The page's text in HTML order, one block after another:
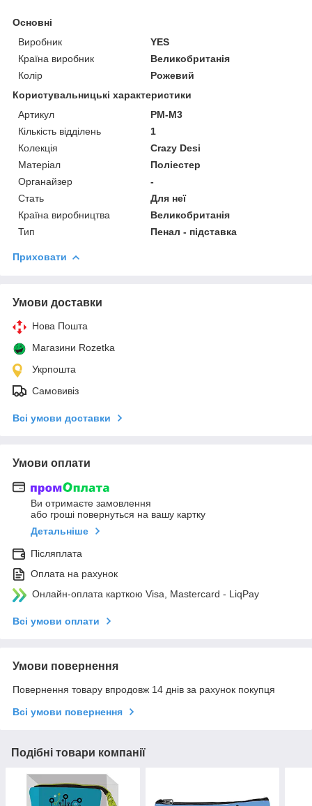
Основні
Виробник
YES
Країна виробник
Великобританія
Колір
Рожевий
Користувальницькі характеристики
Артикул
PM-M3
Кількість відділень
1
Колекція
Crazy Desi
Матеріал
Поліестер
Органайзер
-
Стать
Для неї
Країна виробництва
Великобританія
Тип
Пенал - підставка
Приховати
Умови доставки
Нова Пошта
Магазини Rozetka
Укрпошта
Самовивіз
Всі умови доставки
Умови оплати
Ви отримаєте замовлення
або гроші повернуться на вашу картку
Детальніше
Післяплата
Оплата на рахунок
Онлайн-оплата карткою Visa, Mastercard - LiqPay
Всі умови оплати
Умови повернення
Повернення товару впродовж 14 днів за рахунок покупця
Всі умови повернення
Подібні товари компанії